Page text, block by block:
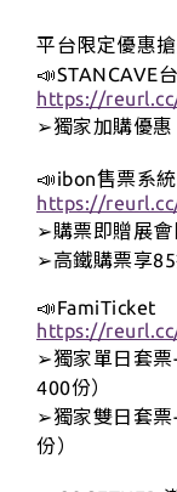
平台限定優惠
📣STANCAVE
https://
➢獨家加購優
📣ibon售票系統
https://
➢購票即贈展
➢高鐵購票享
📣FamiTicket
https://
➢獨家單日套
400份）
➢獨家雙日套
份）